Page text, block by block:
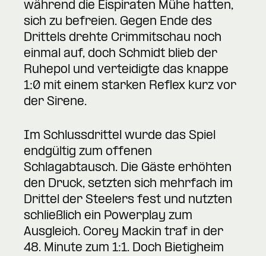
während die Eispiraten Mühe hatten,
sich zu befreien. Gegen Ende des
Drittels drehte Crimmitschau noch
einmal auf, doch Schmidt blieb der
Ruhepol und verteidigte das knappe
1:0 mit einem starken Reflex kurz vor
der Sirene.
Im Schlussdrittel wurde das Spiel
endgültig zum offenen
Schlagabtausch. Die Gäste erhöhten
den Druck, setzten sich mehrfach im
Drittel der Steelers fest und nutzten
schließlich ein Powerplay zum
Ausgleich. Corey Mackin traf in der
48. Minute zum 1:1. Doch Bietigheim